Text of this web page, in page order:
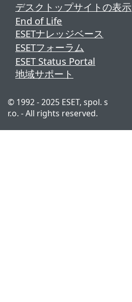
デスクトップサイトの表示
End of Life
ESETナレッジベース
ESETフォーラム
ESET Status Portal
地域サポート
© 1992 - 2025 ESET, spol. s
r.o. - All rights reserved.